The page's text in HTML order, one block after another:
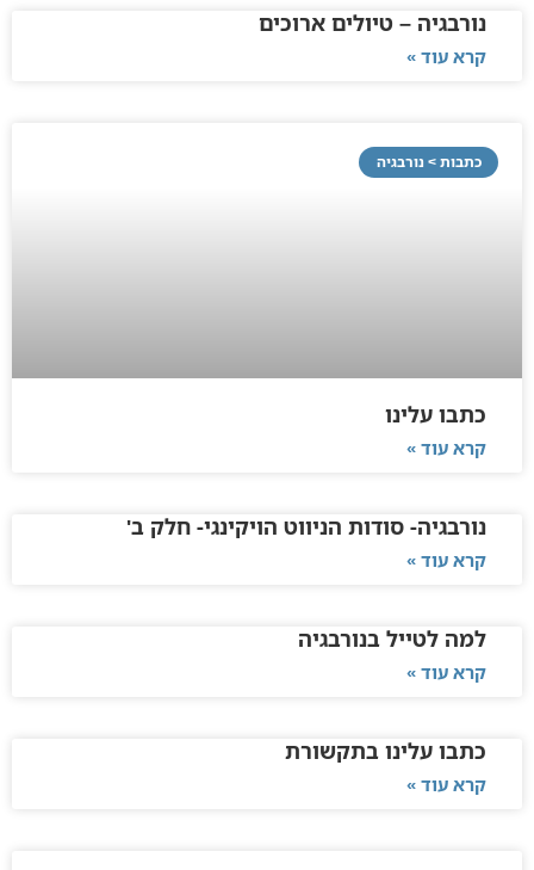
נורבגיה – טיולים ארוכים
קרא עוד »
כתבות > נורבגיה
כתבו עלינו
קרא עוד »
נורבגיה- סודות הניווט הויקינגי- חלק ב'
קרא עוד »
למה לטייל בנורבגיה
קרא עוד »
כתבו עלינו בתקשורת
קרא עוד »